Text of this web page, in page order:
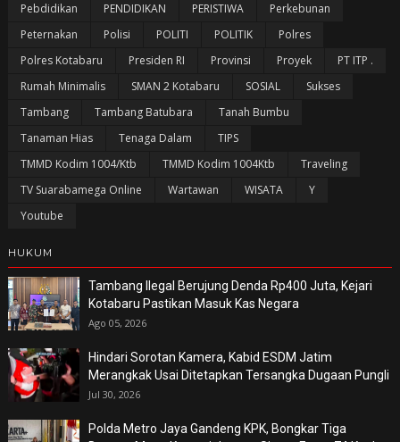
Pebdidikan
PENDIDIKAN PERISTIWA
Perkebunan
Peternakan
Polisi POLITI POLITIK
Polres
Polres Kotabaru
Presiden RI Provinsi Proyek
PT ITP .
Rumah Minimalis
SMAN 2 Kotabaru SOSIAL
Sukses
Tambang
Tambang Batubara
Tanah Bumbu
Tanaman Hias
Tenaga Dalam
TIPS
TMMD Kodim 1004/Ktb
TMMD Kodim 1004Ktb
Traveling
TV Suarabamega Online
Wartawan WISATA
Y
Youtube
HUKUM
Tambang Ilegal Berujung Denda Rp400 Juta, Kejari
Kotabaru Pastikan Masuk Kas Negara
Ago 05, 2026
Hindari Sorotan Kamera, Kabid ESDM Jatim
Merangkak Usai Ditetapkan Tersangka Dugaan Pungli
Jul 30, 2026
Polda Metro Jaya Gandeng KPK, Bongkar Tiga